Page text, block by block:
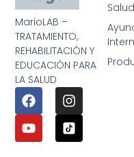
MarioLAB –
TRATAMIENTO,
REHABILITACIÓN Y
EDUCACIÓN PARA
LA SALUD
Salud